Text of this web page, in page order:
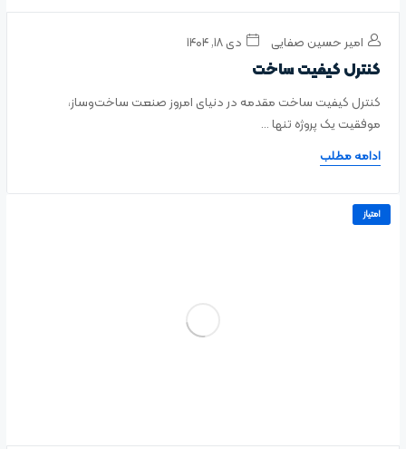
امیر حسین صفایی دی ۱۸, ۱۴۰۴
کنترل کیفیت ساخت
کنترل کیفیت ساخت مقدمه در دنیای امروز صنعت ساخت‌وساز،
موفقیت یک پروژه تنها ...
ادامه مطلب
امتیاز